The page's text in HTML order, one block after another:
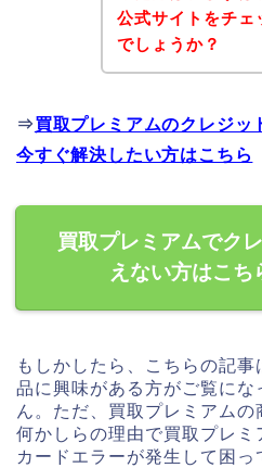
公式サイトをチェ
でしょうか？
⇒買取プレミアムのクレジッ
今すぐ解決したい方はこちら
買取プレミアムでク
えない方はこち
もしかしたら、こちらの記
品に興味がある方がご覧に
ん。ただ、買取プレミアムの
何かしらの理由で買取プレミ
カードエラーが発生して困っ